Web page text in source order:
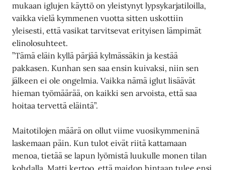
mukaan iglujen käyttö on yleistynyt lypsykarjatiloilla,
vaikka vielä kymmenen vuotta sitten uskottiin
yleisesti, että vasikat tarvitsevat erityisen lämpimät
elinolosuhteet.
”Tämä eläin kyllä pärjää kylmässäkin ja kestää
pakkasen. Kunhan sen saa ensin kuivaksi, niin sen
jälkeen ei ole ongelmia. Vaikka nämä iglut lisäävät
hieman työmäärää, on kaikki sen arvoista, että saa
hoitaa tervettä eläintä”.
Maitotilojen määrä on ollut viime vuosikymmeninä
laskemaan päin. Kun tulot eivät riitä kattamaan
menoa, tietää se lapun lyömistä luukulle monen tilan